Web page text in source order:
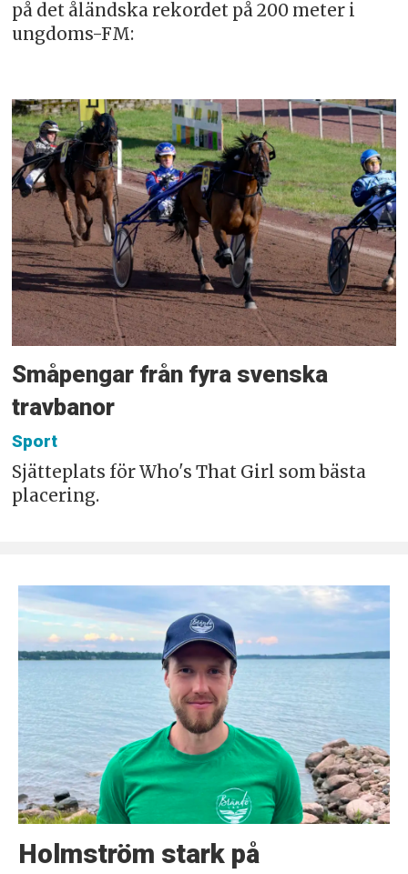
på det åländska rekordet på 200 meter i
ungdoms-FM:
Småpengar från fyra svenska
travbanor
Sport
Sjätteplats för Who's That Girl som bästa
placering.
Holmström stark på